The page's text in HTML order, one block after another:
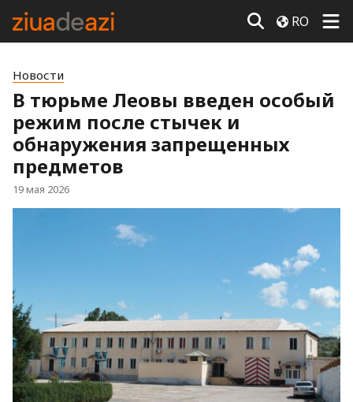
RO
Новости
В тюрьме Леовы введен особый
режим после стычек и
обнаружения запрещенных
предметов
19 мая 2026